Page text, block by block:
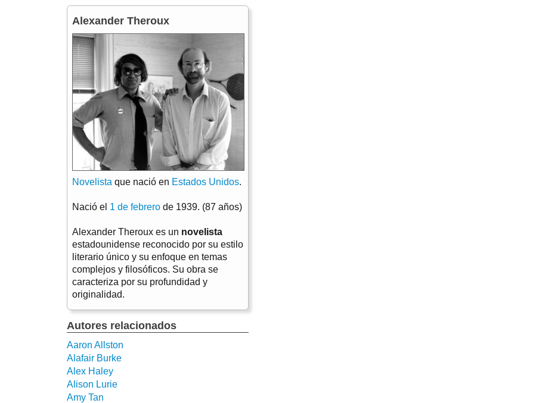
Alexander Theroux
Novelista que nació en Estados Unidos.
Nació el 1 de febrero de 1939. (87 años)
Alexander Theroux es un novelista
estadounidense reconocido por su estilo
literario único y su enfoque en temas
complejos y filosóficos. Su obra se
caracteriza por su profundidad y
originalidad.
Autores relacionados
Aaron Allston
Alafair Burke
Alex Haley
Alison Lurie
Amy Tan